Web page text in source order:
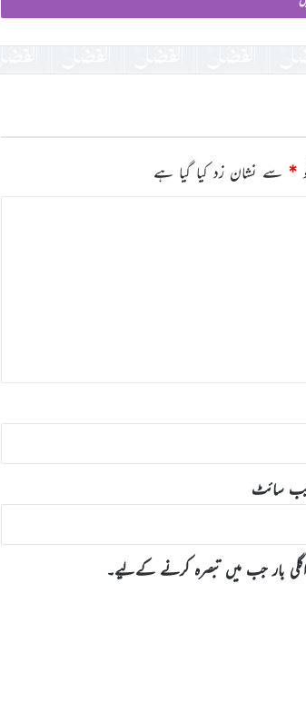
* سے نشان زد کیا گیا ہے
سائٹ
بار جب میں تبصرہ کرنے کےلیے۔